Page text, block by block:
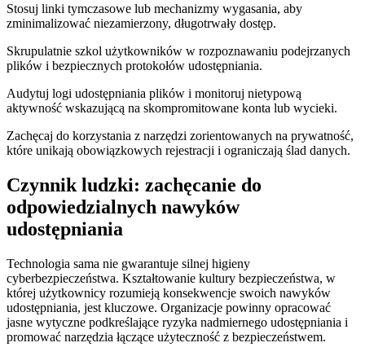
Stosuj linki tymczasowe lub mechanizmy wygasania, aby
zminimalizować niezamierzony, długotrwały dostęp.
Skrupulatnie szkol użytkowników w rozpoznawaniu podejrzanych
plików i bezpiecznych protokołów udostępniania.
Audytuj logi udostępniania plików i monitoruj nietypową
aktywność wskazującą na skompromitowane konta lub wycieki.
Zachęcaj do korzystania z narzędzi zorientowanych na prywatność,
które unikają obowiązkowych rejestracji i ograniczają ślad danych.
Czynnik ludzki: zachęcanie do
odpowiedzialnych nawyków
udostępniania
Technologia sama nie gwarantuje silnej higieny
cyberbezpieczeństwa. Kształtowanie kultury bezpieczeństwa, w
której użytkownicy rozumieją konsekwencje swoich nawyków
udostępniania, jest kluczowe. Organizacje powinny opracować
jasne wytyczne podkreślające ryzyka nadmiernego udostępniania i
promować narzędzia łączące użyteczność z bezpieczeństwem.